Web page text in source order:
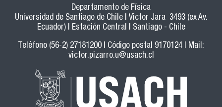
Departamento de Física
Universidad de Santiago de Chile | Victor Jara 3493 (ex Av.
Ecuador) | Estación Central | Santiago - Chile
Teléfono (56-2) 27181200 | Código postal 9170124 | Mail:
victor.pizarro.u@usach.cl